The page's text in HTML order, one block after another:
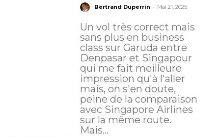
Bertrand Duperrin - Mai 21, 2025
Un vol très correct mais
sans plus en business
class sur Garuda entre
Denpasar et Singapour
qui me fait meilleure
impression qu'à l'aller
mais, on s'en doute,
peine de la comparaison
avec Singapore Airlines
sur la même route.
Mais...